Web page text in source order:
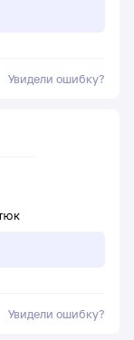
Увидели ошибку?
Увидели ошибку?